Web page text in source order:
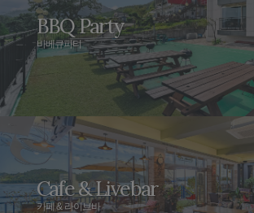
BBQ Party
바베큐파티
Cafe & Livebar
카페 & 라이브바